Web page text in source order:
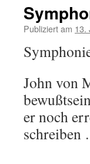
Publiziert am 13.
John von
er noch
schreiben